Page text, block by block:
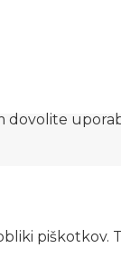
dovolite
piškotkov.